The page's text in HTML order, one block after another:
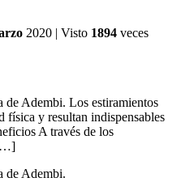
2020 | Visto 1894 veces
de Adembi. Los estiramientos
física y resultan indispensables
A través de los
[…]
de Adembi.